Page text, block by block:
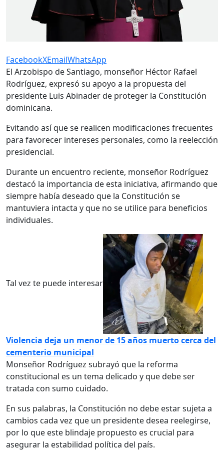
FacebookXEmailWhatsApp
El Arzobispo de Santiago, monseñor Héctor Rafael
Rodríguez, expresó su apoyo a la propuesta del
presidente Luis Abinader de proteger la Constitución
dominicana.
Evitando así que se realicen modificaciones frecuentes
para favorecer intereses personales, como la reelección
presidencial.
Durante un encuentro reciente, monseñor Rodríguez
destacó la importancia de esta iniciativa, afirmando que
siempre había deseado que la Constitución se
mantuviera intacta y que no se utilice para beneficios
individuales.
Tal vez te puede interesar
Violencia deja un menor de 15 años muerto cerca del
cementerio municipal
Monseñor Rodríguez subrayó que la reforma
constitucional es un tema delicado y que debe ser
tratada con sumo cuidado.
En sus palabras, la Constitución no debe estar sujeta a
cambios cada vez que un presidente desea reelegirse,
por lo que este blindaje propuesto es crucial para
asegurar la estabilidad política del país.